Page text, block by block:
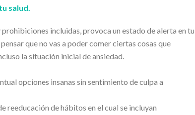
salud.
incluidas, provoca un estado de alerta en tu
que no vas a poder comer ciertas cosas que
la situación inicial de ansiedad.
opciones insanas sin sentimiento de culpa a
reeducación de hábitos en el cual se incluyan